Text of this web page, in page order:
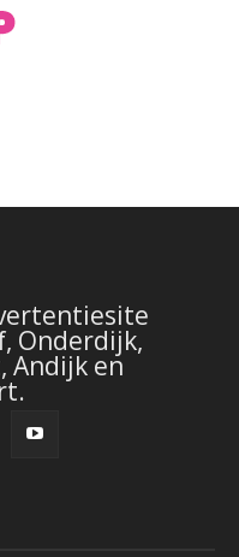
Onderdijk,
Andijk en